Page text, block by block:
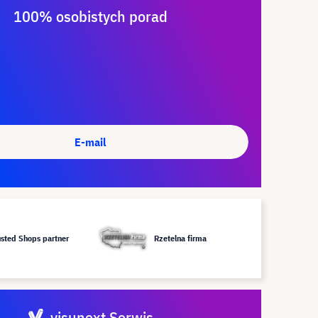
100% osobistych porad
E-mail
Shops partner Rzetelna firma